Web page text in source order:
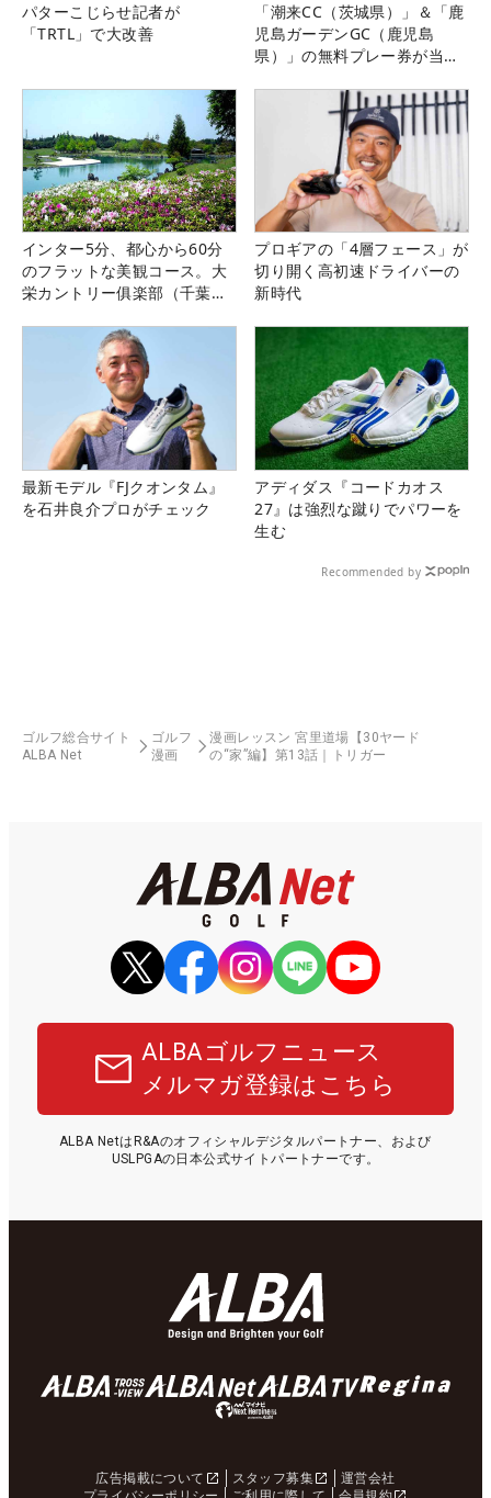
パターこじらせ記者が
「TRTL」で大改善
「潮来CC（茨城県）」＆「鹿
児島ガーデンGC（鹿児島
県）」の無料プレー券が当た
インター5分、都心から60分
のフラットな美観コース。大
栄カントリー俱楽部（千葉
プロギアの「4層フェース」が
切り開く高初速ドライバーの
新時代
最新モデル『FJクオンタム』
を石井良介プロがチェック
アディダス『コードカオス
27』は強烈な蹴りでパワーを
生む
Recommended by
ゴルフ総合サイト
ALBA Net
ゴルフ
漫画
漫画レッスン 宮里道場【30ヤード
の“家”編】第13話｜トリガー
ALBAゴルフニュース
メルマガ登録はこちら
ALBA NetはR&Aのオフィシャルデジタルパートナー、および
USLPGAの日本公式サイトパートナーです。
広告掲載について スタッフ募集
運営会社